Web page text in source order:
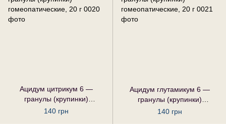
Ацидум цитрикум 6 —
гранулы (крупинки)
гомеопатические, 20 г
140 грн
Ацидум глутамикум 6 —
гранулы (крупинки)
гомеопатические, 20 г
140 грн